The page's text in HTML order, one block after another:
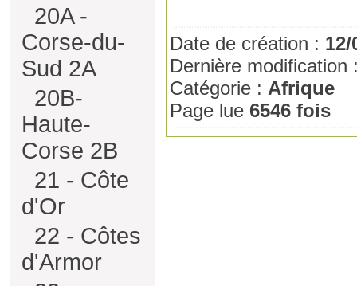
20A -
Corse-du-
Sud 2A
20B-
Haute-
Corse 2B
21 - Côte
d'Or
22 - Côtes
d'Armor
Date de création : 12/
Dernière
Catégorie : Afrique
Page lue 6546 fois